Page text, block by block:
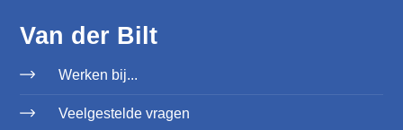
Van der Bilt
Werken bij...
Veelgestelde vragen